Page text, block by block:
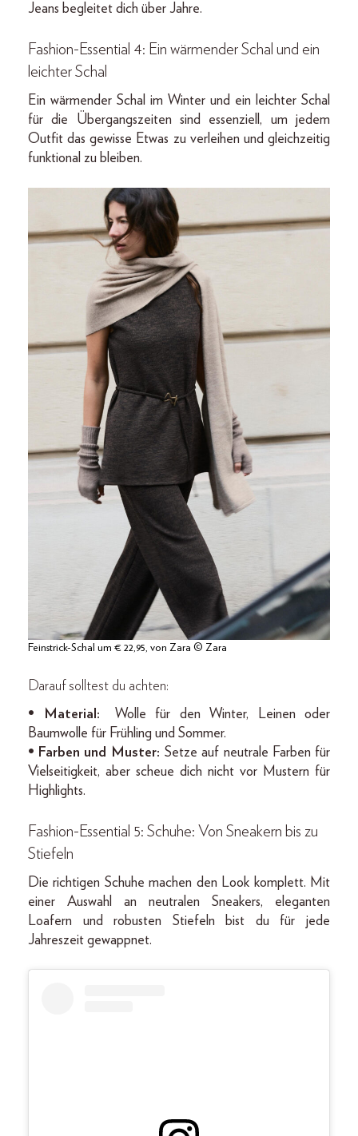
Jeans begleitet dich über Jahre.
Fashion-Essential 4: Ein wärmender Schal und ein
leichter Schal
Ein wärmender Schal im Winter und ein leichter Schal
für die Übergangszeiten sind essenziell, um jedem
Outfit das gewisse Etwas zu verleihen und gleichzeitig
funktional zu bleiben.
Feinstrick-Schal um € 22,95, von Zara © Zara
Darauf solltest du achten:
• Material:
Wolle für den Winter, Leinen oder
Baumwolle für Frühling und Sommer.
• Farben und Muster: Setze auf neutrale Farben für
Vielseitigkeit, aber scheue dich nicht vor Mustern für
Highlights.
Fashion-Essential 5: Schuhe: Von Sneakern bis zu
Stiefeln
Die richtigen Schuhe machen den Look komplett. Mit
einer Auswahl an neutralen Sneakers, eleganten
Loafern und robusten Stiefeln bist du für jede
Jahreszeit gewappnet.